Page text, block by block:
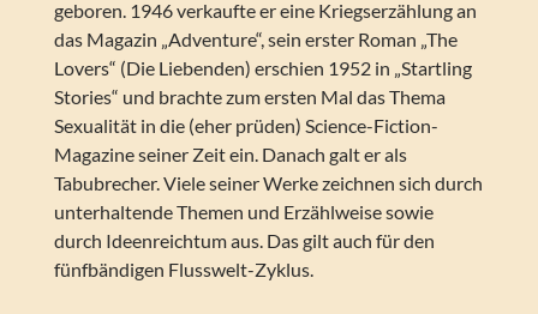
geboren. 1946 verkaufte er eine Kriegserzählung an
das Magazin „Adventure“, sein erster Roman „The
Lovers“ (Die Liebenden) erschien 1952 in „Startling
Stories“ und brachte zum ersten Mal das Thema
Sexualität in die (eher prüden) Science-Fiction-
Magazine seiner Zeit ein. Danach galt er als
Tabubrecher. Viele seiner Werke zeichnen sich durch
unterhaltende Themen und Erzählweise sowie
durch Ideenreichtum aus. Das gilt auch für den
fünfbändigen Flusswelt-Zyklus.